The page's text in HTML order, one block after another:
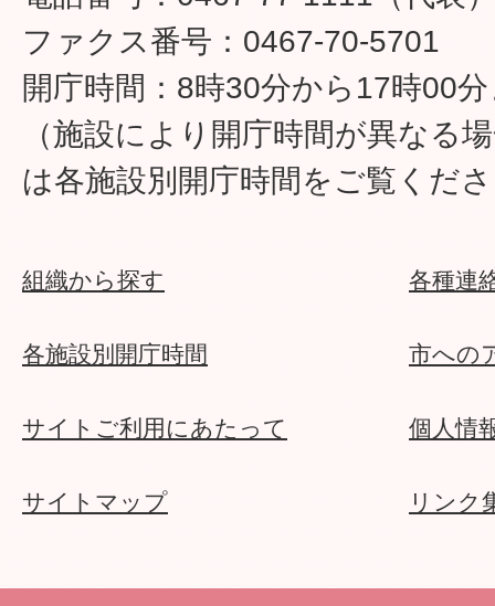
ファクス番号：0467-70-5701
開庁時間：8時30分から17時00
（施設により開庁時間が異なる
は各施設別開庁時間をご覧くだ
組織から探す 各種連
各施設別開庁時間 市への
サイトご利用にあたって 個人情
サイトマップ リンク